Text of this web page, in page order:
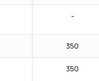
-
350
350